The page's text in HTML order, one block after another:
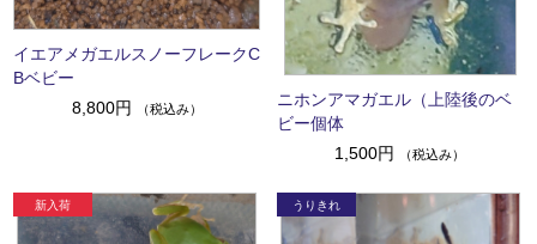
イエアメガエルスノーフレークC
Bベビー
8,800円
（税込み）
ニホンアマガエル（上陸後のベ
ビー個体
1,500円
（税込み）